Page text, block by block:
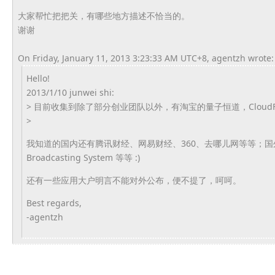
大家帮忙把把关，有哪些地方描述不恰当的。
谢谢
On Friday, January 11, 2013 3:23:33 AM UTC+8, agentzh wrote:
Hello!
2013/1/10 junwei shi:
> 目前收集到除了部分创业团队以外，有淘宝的量子恒道，
>
我知道的国内还有腾讯财经、网易财经、360、去哪儿网等等；
Broadcasting System 等等 :)
还有一些应用大户明言不能对外公布，便不提了，呵呵。
Best regards,
-agentzh